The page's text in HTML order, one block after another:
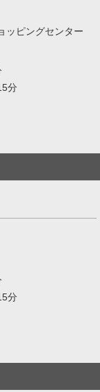
ッピングセンター
分
分